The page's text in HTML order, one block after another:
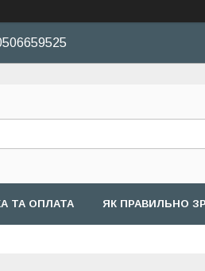
ТА ОПЛАТА ЯК ПРАВИЛЬНО